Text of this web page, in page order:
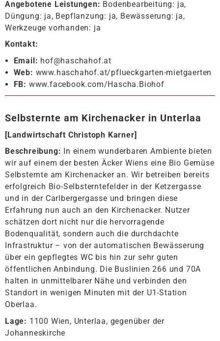
Angebotene Leistungen: Bodenbearbeitung: ja,
Düngung: ja, Bepflanzung: ja, Bewässerung: ja,
Werkzeuge vorhanden: ja
Kontakt:
Email: hof@haschahof.at
Web: www.haschahof.at/pflueckgarten-mietgaerten
FB: www.facebook.com/Hascha.Biohof
Selbsternte am Kirchenacker in Unterlaa
[Landwirtschaft Christoph Karner]
Beschreibung: In einem wunderbaren Ambiente bieten
wir auf einem der besten Äcker Wiens eine Bio Gemüse
Selbsternte am Kirchenacker an. Wir betreiben bereits
erfolgreich Bio-Selbsterntefelder in der Ketzergasse
und in der Carlbergergasse und bringen diese
Erfahrung nun auch an den Kirchenacker. Nutzer
schätzen dort nicht nur die hervorragende
Bodenqualität, sondern auch die durchdachte
Infrastruktur – von der automatischen Bewässerung
über ein gepflegtes WC bis hin zur sehr guten
öffentlichen Anbindung. Die Buslinien 266 und 70A
halten in unmittelbarer Nähe und verbinden den
Standort in wenigen Minuten mit der U1-Station
Oberlaa.
Lage: 1100 Wien, Unterlaa, gegenüber der
Johanneskirche